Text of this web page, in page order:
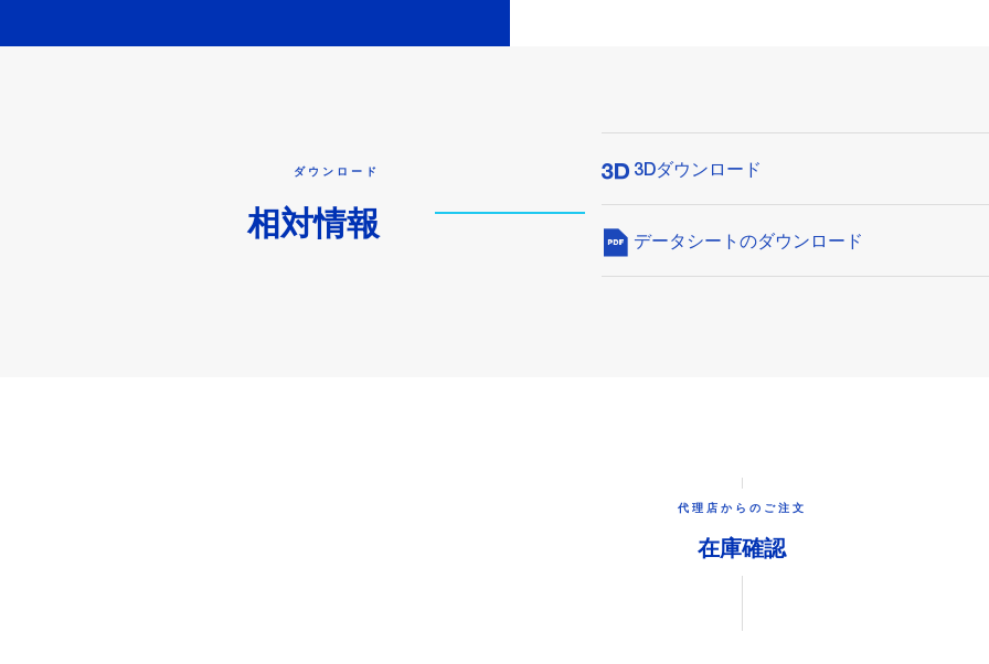
ダウンロード
相対情報
3Dダウンロード
データシートのダウンロード
代理店からのご注文
在庫確認